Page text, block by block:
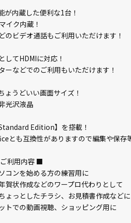
内蔵した便利な1台！
イク内蔵！
のビデオ通話もご利用いただけます！
してHDMIに対応！
ーなどでのご利用もいただけます！
ょうどいい画面サイズ！
光沢液晶
Edition】を搭載！
とも互換性がありますので編集や保存
利用内容 ■
コンを始める方の練習用に
賀状作成などのワープロ代わりとして
ょっとしたチラシ、お見積書作成などに
トでの動画視聴、ショッピング用に